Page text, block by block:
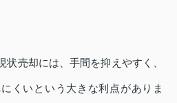
状売却には、手間を抑えやすく、
くいという大きな利点がありま